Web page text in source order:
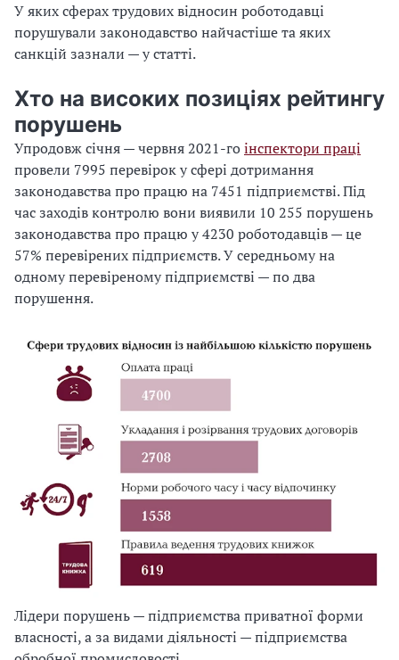
У яких сферах трудових відносин роботодавці
порушували законодавство найчастіше та яких
санкцій зазнали — у статті.
Хто на високих позиціях рейтингу
порушень
Упродовж січня — червня 2021-гоінспектори праці
провели 7995 перевірок у сфері дотримання
законодавства про працю на 7451 підприємстві. Під
час заходів контролю вони виявили 10 255 порушень
законодавства про працю у 4230 роботодавців — це
57% перевірених підприємств. У середньому на
одному перевіреному підприємстві — по два
порушення.
Лідери порушень — підприємства приватної форми
власності, а за видами діяльності — підприємства